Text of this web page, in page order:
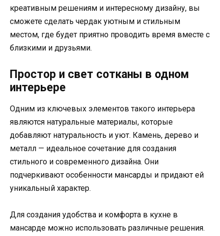
креативным решениям и интересному дизайну, вы
сможете сделать чердак уютным и стильным
местом, где будет приятно проводить время вместе с
близкими и друзьями.
Простор и свет сотканы в одном
интерьере
Одним из ключевых элементов такого интерьера
являются натуральные материалы, которые
добавляют натуральность и уют. Камень, дерево и
металл — идеальное сочетание для создания
стильного и современного дизайна. Они
подчеркивают особенности мансарды и придают ей
уникальный характер.
Для создания удобства и комфорта в кухне в
мансарде можно использовать различные решения.